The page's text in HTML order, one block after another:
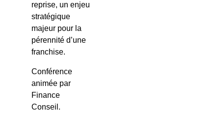
reprise, un enjeu
stratégique
majeur pour la
pérennité d’une
franchise.
Conférence
animée par
Finance
Conseil.